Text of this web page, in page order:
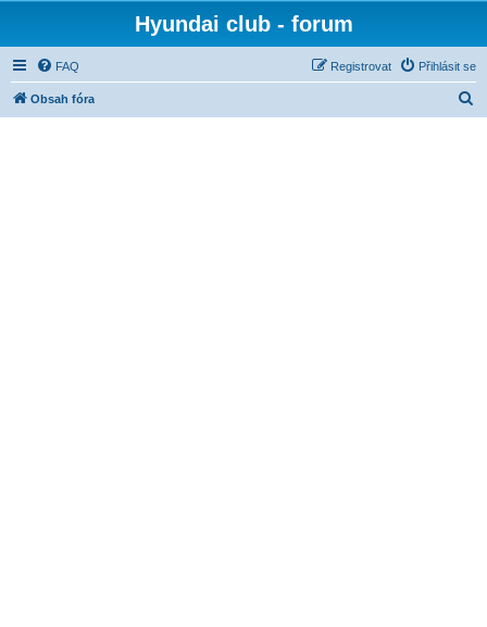
Hyundai club - forum
FAQ Přihlásit se
Registrovat
Obsah fóra